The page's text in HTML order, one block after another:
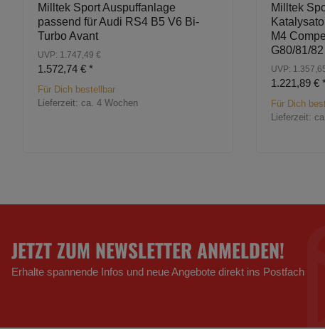
Milltek Sport Auspuffanlage
passend für Audi RS4 B5 V6 Bi-
Turbo Avant
UVP: 1.747,49 €
1.572,74 € *
Für Dich bestellbar
Lieferzeit: ca. 4 Wochen
Milltek
M4
G80/81/82
UVP:
1.221,89 €
Für Dich
Lieferzeit:
JETZT ZUM NEWSLETTER ANMELDEN!
Erhalte spannende Infos und neue Angebote direkt ins Postfach